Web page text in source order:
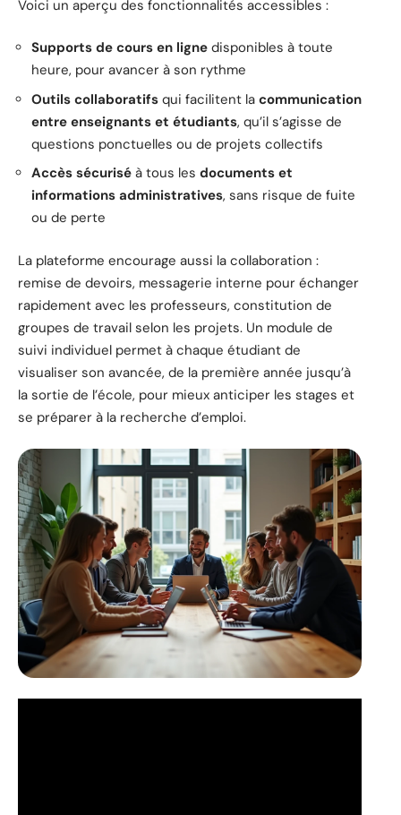
Voici un aperçu des fonctionnalités accessibles :
Supports de cours en ligne disponibles à toute
heure, pour avancer à son rythme
Outils collaboratifs qui facilitent la communication
entre enseignants et étudiants, qu’il s’agisse de
questions ponctuelles ou de projets collectifs
Accès sécurisé à tous les documents et
informations administratives, sans risque de fuite
ou de perte
La plateforme encourage aussi la collaboration :
remise de devoirs, messagerie interne pour échanger
rapidement avec les professeurs, constitution de
groupes de travail selon les projets. Un module de
suivi individuel permet à chaque étudiant de
visualiser son avancée, de la première année jusqu’à
la sortie de l’école, pour mieux anticiper les stages et
se préparer à la recherche d’emploi.